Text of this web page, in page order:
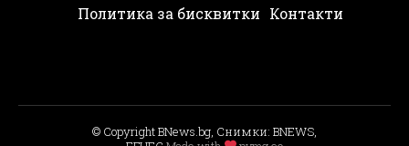
Политика за бисквитки Контакти
© Copyright BNews.bg, Снимки: BNEWS,